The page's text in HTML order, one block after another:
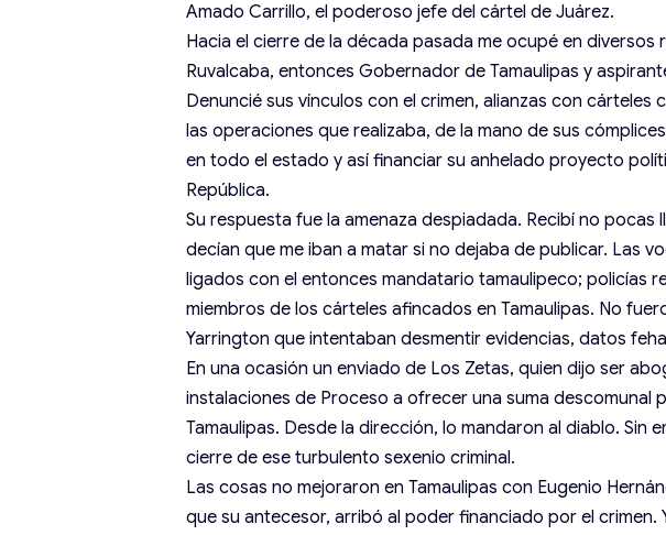
Amado Carrillo, el poderoso jefe del cártel de Juárez.
Hacia el cierre de la década pasada me ocupé en
Ruvalcaba, entonces Gobernador de Tamaulipas y
Denuncié sus vínculos con el crimen, alianzas con cárteles
las operaciones que realizaba, de la mano de sus
en todo el estado y así financiar su anhelado proyecto
República.
Su respuesta fue la amenaza despiadada. Recibí no pocas
decían que me iban a matar si no dejaba de publicar. Las
ligados con el entonces mandatario tamaulipeco; policías
miembros de los cárteles afincados en Tamaulipas. No
Yarrington que intentaban desmentir evidencias, datos
En una ocasión un enviado de Los Zetas, quien dijo ser
instalaciones de Proceso a ofrecer una suma descomunal
Tamaulipas. Desde la dirección, lo mandaron al diablo. Sin
cierre de ese turbulento sexenio criminal.
Las cosas no mejoraron en Tamaulipas con Eugenio
que su antecesor, arribó al poder financiado por el crimen.